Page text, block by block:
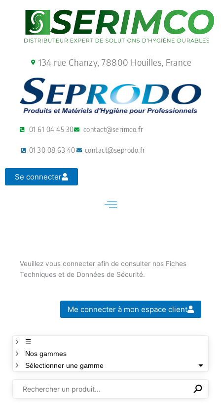
134 rue Chanzy, 78800 Houilles, France
01 61 04 45 30 contact@serimco.fr
01 30 08 63 40 contact@seprodo.fr
Se connecter
Veuillez vous connecter afin de consulter nos Fiches
Techniques et de Données de Sécurité.
Me connecter à mon espace client
☰
Nos gammes
Sélectionner une gamme
⚲